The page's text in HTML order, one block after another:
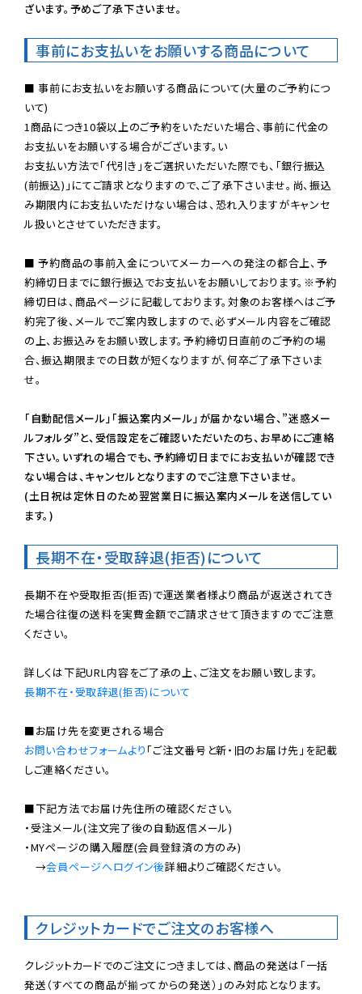
ざいます。予めご了承下さいませ。
事前にお支払いをお願いする商品について
■ 事前にお支払いをお願いする商品について(大量のご予約につ
いて)
1商品につき10袋以上のご予約をいただいた場合、事前に代金の
お支払いをお願いする場合がございます。い
お支払い方法で「代引き」をご選択いただいた際でも、「銀行振込
(前振込)」にてご請求となりますので、ご了承下さいませ。尚、振込
み期限内にお支払いただけない場合は、恐れ入りますがキャンセ
ル扱いとさせていただきます。
■ 予約商品の事前入金についてメーカーへの発注の都合上、予
約締切日までに銀行振込でお支払いをお願いしております。※予約
締切日は、商品ページに記載しております。対象のお客様へはご予
約完了後、メールでご案内致しますので、必ずメール内容をご確認
の上、お振込みをお願い致します。予約締切日直前のご予約の場
合、振込期限までの日数が短くなりますが、何卒ご了承下さいま
せ。
「自動配信メール」「振込案内メール」が届かない場合、”迷惑メー
ルフォルダ”と、受信設定をご確認いただいたのち、お早めにご連絡
下さい。いずれの場合でも、予約締切日までにお支払いが確認でき
ない場合は、キャンセルとなりますのでご注意下さいませ。
(土日祝は定休日のため翌営業日に振込案内メールを送信してい
ます。)
長期不在・受取辞退(拒否)について
長期不在や受取拒否(拒否)で運送業者様より商品が返送されてき
た場合往復の送料を実費金額でご請求させて頂きますのでご注意
ください。
長期不在・受取辞退(拒否)について
お問い合わせフォームより 「ご注文番号と新・旧のお届け先」を記載
しご連絡ください。
■下記方法でお届け先住所の確認ください。
・受注メール(注文完了後の自動返信メール)
・MYページの購入履歴(会員登録済の方のみ)
→会員ページへログイン後詳細よりご確認ください。
クレジットカードでご注文のお客様へ
クレジットカードでのご注文につきましては、商品の発送は「一括
発送（すべての商品が揃ってからの発送）」のみ対応となります。